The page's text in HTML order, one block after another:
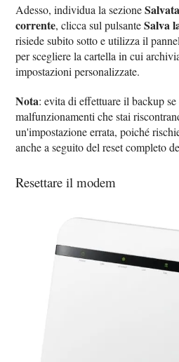
Adesso, individua la sezione
corrente, clicca sul pulsanteSalva
risiede subito sotto e utilizza il
per scegliere la cartella in cui
impostazioni personalizzate.
Nota: evita di effettuare il backup
malfunzionamenti che stai
un'impostazione errata, poiché
anche a seguito del reset completo
Resettare il modem